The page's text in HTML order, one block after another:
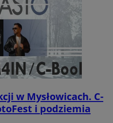
w Mysłowicach. C-
i podziemia